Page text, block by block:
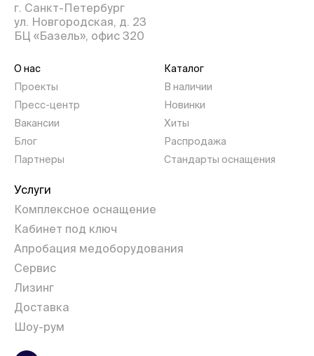
г. Санкт-Петербург
ул. Новгородская, д. 23
БЦ «Базель», офис 320
О нас
Проекты
Пресс-центр
Вакансии
Блог
Партнеры
Каталог
В наличии
Новинки
Хиты
Распродажа
Стандарты оснащения
Услуги
Комплексное оснащение
Кабинет под ключ
Апробация медоборудования
Сервис
Лизинг
Доставка
Шоу-рум